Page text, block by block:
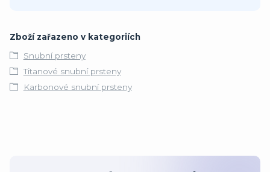
Zboží zařazeno v kategoriích
Snubní prsteny
Titanové snubní prsteny
Karbonové snubní prsteny